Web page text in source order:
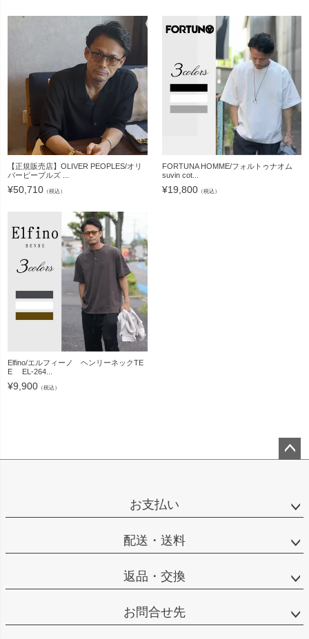
【正規販売店】OLIVER PEOPLES/オリ
バーピープルズ ...
¥50,710 （税込）
FORTUNA HOMME/フォルトゥナオム
suvin cot...
¥19,800（税込）
Elfino/エルフィーノ ヘンリーネックTE
E EL-264...
¥9,900 （税込）
お支払い
配送・送料
返品・交換
お問合せ先